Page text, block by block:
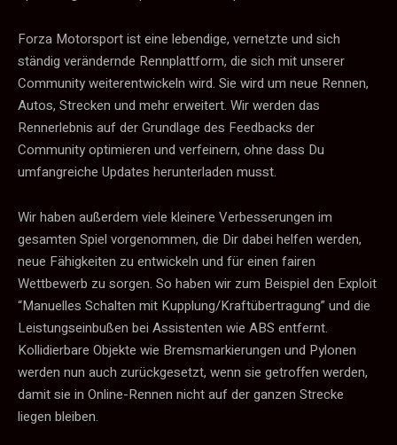
Forza Motorsport ist eine lebendige, vernetzte und sich
ständig verändernde Rennplattform, die sich mit unserer
Community weiterentwickeln wird. Sie wird um neue Rennen,
Autos, Strecken und mehr erweitert. Wir werden das
Rennerlebnis auf der Grundlage des Feedbacks der
Community optimieren und verfeinern, ohne dass Du
umfangreiche Updates herunterladen musst.
Wir haben außerdem viele kleinere Verbesserungen im
gesamten Spiel vorgenommen, die Dir dabei helfen werden,
neue Fähigkeiten zu entwickeln und für einen fairen
Wettbewerb zu sorgen. So haben wir zum Beispiel den Exploit
“Manuelles Schalten mit Kupplung/Kraftübertragung” und die
Leistungseinbußen bei Assistenten wie ABS entfernt.
Kollidierbare Objekte wie Bremsmarkierungen und Pylonen
werden nun auch zurückgesetzt, wenn sie getroffen werden,
damit sie in Online-Rennen nicht auf der ganzen Strecke
liegen bleiben.